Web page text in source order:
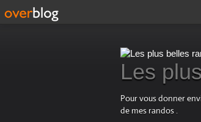
Les
Pour vous donner
de mes randos .